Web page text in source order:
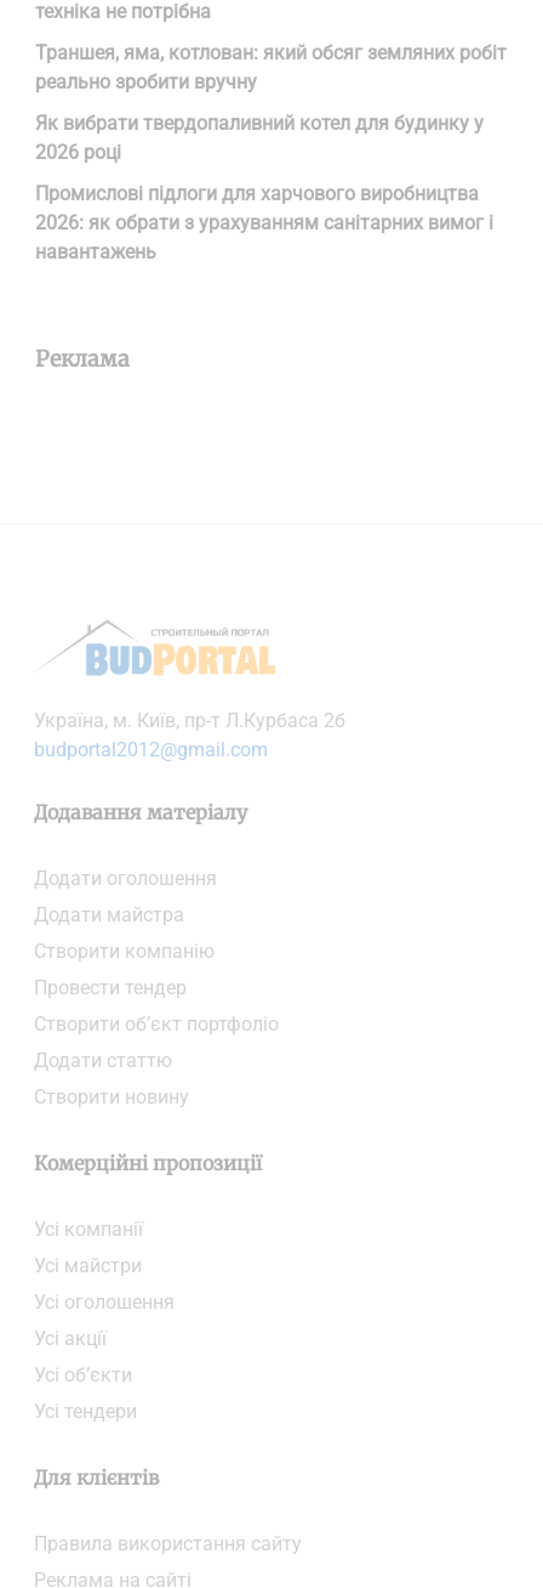
техніка не потрібна
Траншея, яма, котлован: який обсяг земляних робіт
реально зробити вручну
Як вибрати твердопаливний котел для будинку у
2026 році
Промислові підлоги для харчового виробництва
2026: як обрати з урахуванням санітарних вимог і
навантажень
Реклама
Українa, м. Київ, пр-т Л.Курбаса 2б
budportal2012@gmail.com
Додавання матеріалу
Додати oголошення
Додати майстра
Створити компанiю
Провести тендер
Створити об’єкт портфоліо
Додати статтю
Створити новину
Комерційні пропозиції
Усі компанії
Усі майстри
Усі оголошення
Усі акції
Усі об’єкти
Усі тендери
Для клієнтів
Правила використання сайту
Реклама на сайті